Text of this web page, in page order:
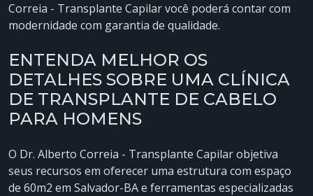
Correia - Transplante Capilar você poderá contar com
modernidade com garantia de qualidade.
ENTENDA MELHOR OS
DETALHES SOBRE UMA CLÍNICA
DE TRANSPLANTE DE CABELO
PARA HOMENS
O Dr. Alberto Correia - Transplante Capilar objetiva
seus recursos em oferecer uma estrutura com espaço
de 60m2 em Salvador-BA e ferramentas especializadas